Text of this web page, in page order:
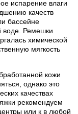
испарение влаги
качеств
бассейне
воде. Ремешки
химической
мягкость
кожи
однако это
качествах
рекомендуем
или к в любой